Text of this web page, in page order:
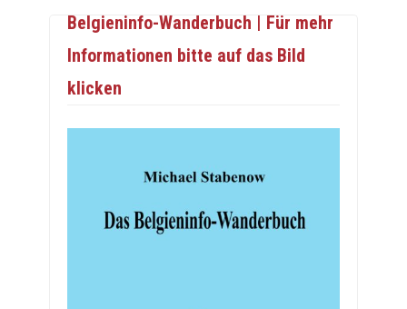
Belgieninfo-Wanderbuch | Für mehr
Informationen bitte auf das Bild
klicken